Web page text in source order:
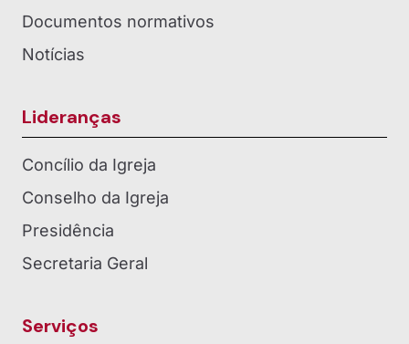
Documentos normativos
Notícias
Lideranças
Concílio da Igreja
Conselho da Igreja
Presidência
Secretaria Geral
Serviços